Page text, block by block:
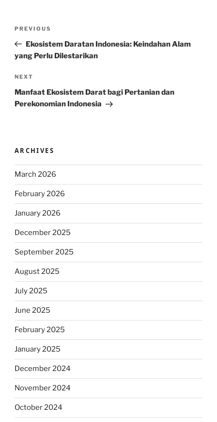
Previous
Post
PREVIOUS
Ekosistem Daratan Indonesia: Keindahan Alam
yang Perlu Dilestarikan
Next
Post
NEXT
Manfaat Ekosistem Darat bagi Pertanian dan
Perekonomian Indonesia
ARCHIVES
March 2026
February 2026
January 2026
December 2025
September 2025
August 2025
July 2025
June 2025
February 2025
January 2025
December 2024
November 2024
October 2024